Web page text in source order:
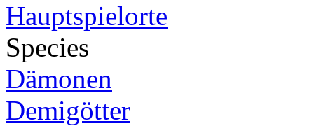
Hauptspielorte
Species
Dämonen
Demigötter